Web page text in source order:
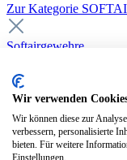
Zur Kategorie
Softairgewehre
Deluxe Custom Guns
Softair elektrisch ab 18
Softair elektrisch ab 14
Softair gasbetrieben ab
Softair HPA Luftdruck
Historische
Wir verwenden
Wir können diese zur
verbessern, personalisierte
bieten. Für weitere
Einstellungen.